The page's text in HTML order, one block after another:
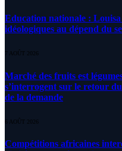
Education nationale : Louisa
idéologiques au dépend du
7 AOÛT 2026
Marché des fruits est
s’interrogent sur le retour
de la demande
6 AOÛT 2026
Compétitions africaines